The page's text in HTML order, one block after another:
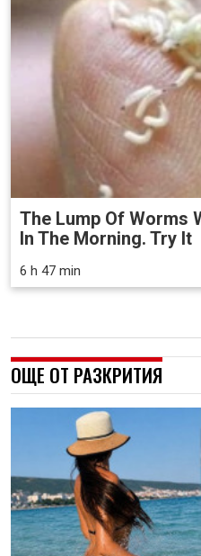
The Lump Of Worms
In The Morning. Try It
6 h 47 min
ОЩЕ ОТ РАЗКРИТИЯ